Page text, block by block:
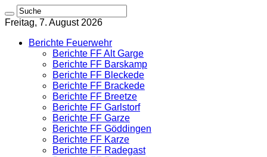
Freitag, 7. August 2026
Berichte Feuerwehr
Berichte FF Alt Garge
Berichte FF Barskamp
Berichte FF Bleckede
Berichte FF Brackede
Berichte FF Breetze
Berichte FF Garlstorf
Berichte FF Garze
Berichte FF Göddingen
Berichte FF Karze
Berichte FF Radegast